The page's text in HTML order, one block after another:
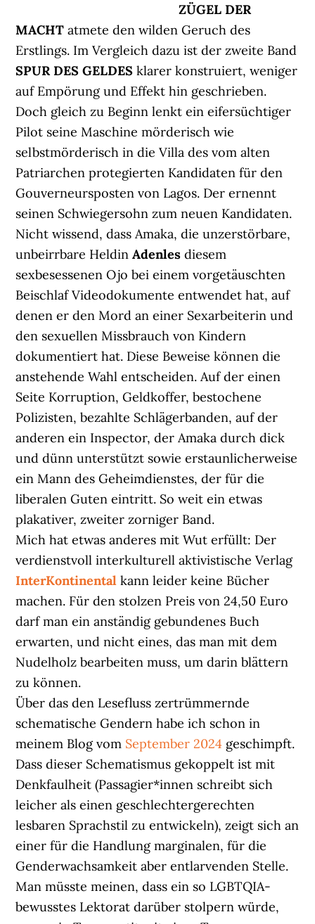
ZÜGEL DER
MACHTatmete den wilden Geruch des
Erstlings. Im Vergleich dazu ist der zweite Band
SPUR DES GELDESklarer konstruiert, weniger
auf Empörung und Effekt hin geschrieben.
Doch gleich zu Beginn lenkt ein eifersüchtiger
Pilot seine Maschine mörderisch wie
selbstmörderisch in die Villa des vom alten
Patriarchen protegierten Kandidaten für den
Gouverneursposten von Lagos. Der ernennt
seinen Schwiegersohn zum neuen Kandidaten.
Nicht wissend, dass Amaka, die unzerstörbare,
unbeirrbare HeldinAdenlesdiesem
sexbesessenen Ojo bei einem vorgetäuschten
Beischlaf Videodokumente entwendet hat, auf
denen er den Mord an einer Sexarbeiterin und
den sexuellen Missbrauch von Kindern
dokumentiert hat. Diese Beweise können die
anstehende Wahl entscheiden. Auf der einen
Seite Korruption, Geldkoffer, bestochene
Polizisten, bezahlte Schlägerbanden, auf der
anderen ein Inspector, der Amaka durch dick
und dünn unterstützt sowie erstaunlicherweise
ein Mann des Geheimdienstes, der für die
liberalen Guten eintritt. So weit ein etwas
plakativer, zweiter zorniger Band.
Mich hat etwas anderes mit Wut erfüllt: Der
verdienstvoll interkulturell aktivistische Verlag
InterKontinental kann leider keine Bücher
machen. Für den stolzen Preis von 24,50 Euro
darf man ein anständig gebundenes Buch
erwarten, und nicht eines, das man mit dem
Nudelholz bearbeiten muss, um darin blättern
zu können.
Über das den Lesefluss zertrümmernde
schematische Gendern habe ich schon in
meinem Blog vom September 2024 geschimpft.
Dass dieser Schematismus gekoppelt ist mit
Denkfaulheit (Passagier*innen schreibt sich
leicher als einen geschlechtergerechten
lesbaren Sprachstil zu entwickeln), zeigt sich an
einer für die Handlung marginalen, für die
Genderwachsamkeit aber entlarvenden Stelle.
Man müsste meinen, dass ein so LGBTQIA-
bewusstes Lektorat darüber stolpern würde,